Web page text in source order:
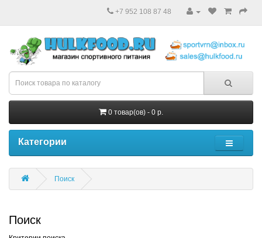
+7 952 108 87 48
0 товар(ов) - 0 р.
Категории
Поиск
Поиск